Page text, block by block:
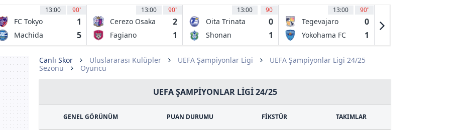
13:00 90'
FC Tokyo 1
Machida
5
13:00 90'
Cerezo Osaka 2
Fagiano
1
13:00 90
Oita Trinata 0
Shonan
1
13:00 90'
Tegevajaro
Miyazaki
0
Yokohama FC 1
Canlı Skor Uluslararası Kulüpler UEFA Şampiyonlar Ligi
UEFA Şampiyonlar Ligi 24/25
Sezonu
Oyuncu
UEFA ŞAMPIYONLAR LIGI 24/25
GENEL GÖRÜNÜM PUAN DURUMU FİKSTÜR TAKIMLAR